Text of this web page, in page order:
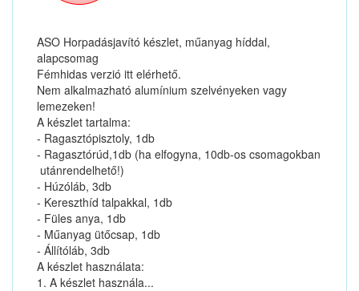
ASO Horpadásjavító készlet, műanyag híddal,
alapcsomag
Fémhidas verzió itt elérhető.
Nem alkalmazható alumínium szelvényeken vagy
lemezeken!
A készlet tartalma:
- Ragasztópisztoly, 1db
- Ragasztórúd,1db (ha elfogyna, 10db-os csomagokban
utánrendelhető!)
- Húzóláb, 3db
- Kereszthíd talpakkal, 1db
- Füles anya, 1db
- Műanyag ütőcsap, 1db
- Állítóláb, 3db
A készlet használata:
1. A készlet használa...